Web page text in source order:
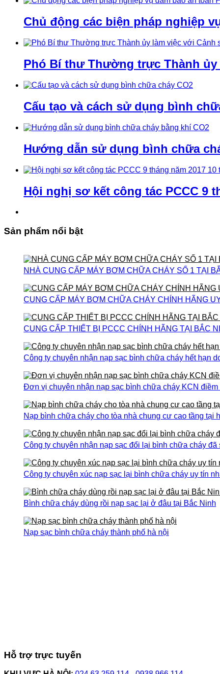
Chủ động các biện pháp nghiệp
Phó Bí thư Thường trực Thành ủy
Cấu tạo và cách sử dụng bình
Hướng dẫn sử dụng bình chữa
Hội nghị sơ kết công tác PCCC 9
Sản phẩm nổi bật
NHÀ CUNG CẤP MÁY BƠM CHỮA CHÁY SỐ 1 TẠI
CUNG CẤP MÁY BƠM CHỮA CHÁY CHÍNH HÃNG
CUNG CẤP THIẾT BỊ PCCC CHÍNH HÃNG TẠI BẮC
Công ty chuyên nhận nạp sạc bình chữa cháy hết hạn
Đơn vị chuyên nhận nạp sạc bình chữa cháy KCN
Nạp bình chữa cháy cho tòa nhà chung cư cao tầng tại
Công ty chuyên nhận nạp sạc đổi lại bình chữa cháy
Công ty chuyên xúc nạp sạc lại bình chữa cháy uy tín
Bình chữa cháy dùng rồi nạp sạc lại ở đâu tại Bắc Ninh
Nạp sạc bình chữa cháy thành phố hà nội
Hỗ trợ trực tuyến